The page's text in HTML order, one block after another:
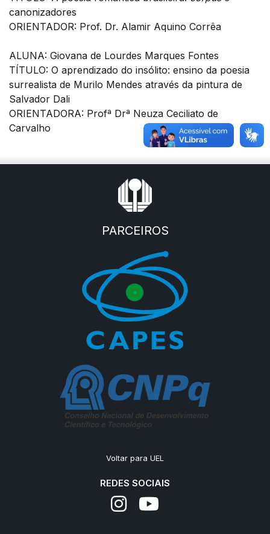
canonizadores
ORIENTADOR: Prof. Dr. Alamir Aquino Corrêa
ALUNA: Giovana de Lourdes Marques Fontes
TÍTULO: O aprendizado do insólito: ensino da poesia
surrealista de Murilo Mendes através da pintura de
Salvador Dali
ORIENTADORA: Profª Drª Neuza Ceciliato de
Carvalho
PARCEIROS
Voltar para UEL
REDES SOCIAIS